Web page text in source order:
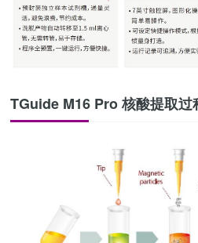
TGuide M16 Pro 核酸提取过